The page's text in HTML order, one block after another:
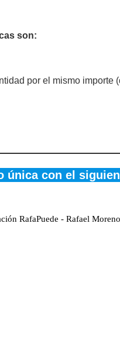
son:
por el mismo importe
única con el